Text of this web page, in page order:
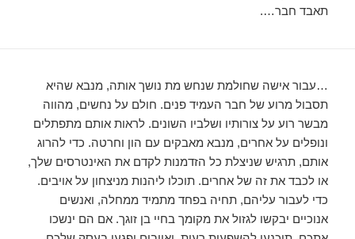
תאבד חבר….
…עבור אישה שחולמת שנחש מת נושך אותה, מנבא שהיא
תסבול מרוע של חבר העמיד פנים. חולם על נחשים, מהווה
מבשר רוע על צורותיו ושלביו השונים. לראות אותם מתפתלים
ונופלים על אחרים, מנבא מאבקים עם הון וחרטה. כדי להרוג
אותם, תרגיש שניצלת כל הזדמנות לקדם את האינטרסים שלך,
או לכבד את זה של אחרים. תוכלו ליהנות מניצחון על אויבים.
כדי לעבור עליהם, תחיה בפחד מתמיד ממחלה, ואנשים
אנוכיים יבקשו לגזול את מקומך בחיי בן זוגך. אם הם ינשכו